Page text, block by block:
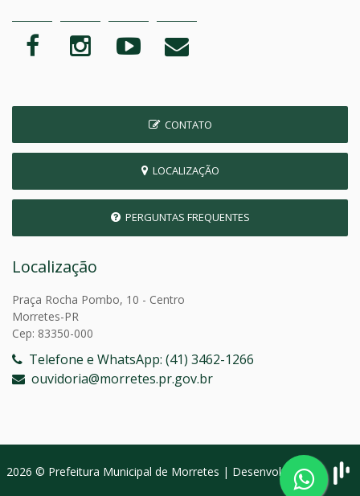
CONTATO
LOCALIZAÇÃO
PERGUNTAS FREQUENTES
Localização
Praça Rocha Pombo, 10 - Centro
Morretes-PR
Cep: 83350-000
Telefone e WhatsApp: (41) 3462-1266
ouvidoria@morretes.pr.gov.br
2026 © Prefeitura Municipal de Morretes | Desenvolvido por: